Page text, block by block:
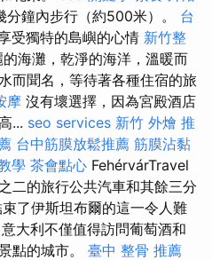
分鐘內步行（約500米）。 台
受獨特的島嶼的心情 新竹整
的海灘，乾淨的海洋，溫暖而
而聞名，等待著各種住宿的旅
摩 沒有壞選擇，因為宮殿酒店
... seo services 新竹 外燴 推
台中筋膜放鬆推薦 筋膜沾黏
學 茶會點心 FehérvárTravel
二的旅行公共汽車和其餘三分
了伊斯坦布爾的這一令人難
意大利不僅值得訪問葡萄酒和
點的城市。 臺中 整骨 推薦